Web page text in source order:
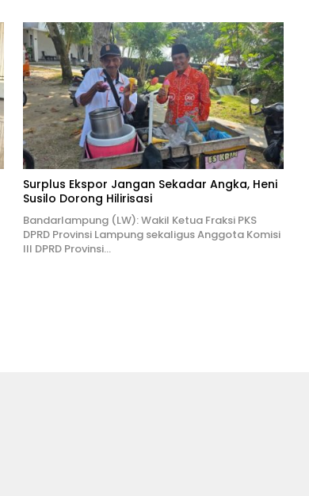
Surplus Ekspor Jangan Sekadar Angka, Heni
Susilo Dorong Hilirisasi
Bandarlampung (LW): Wakil Ketua Fraksi PKS
DPRD Provinsi Lampung sekaligus Anggota Komisi
III DPRD Provinsi…